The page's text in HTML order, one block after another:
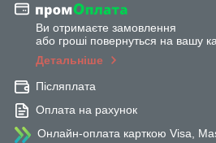
Ви отримаєте замовлення
або гроші повернуться на вашу
Детальніше
Післяплата
Оплата на рахунок
Онлайн-оплата карткою Visa,